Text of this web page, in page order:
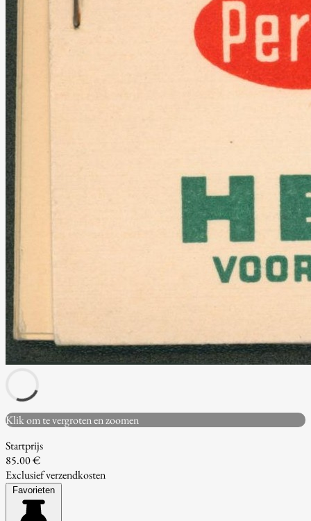
Klik om te vergroten en zoomen
Startprijs
85.00 €
Exclusief verzendkosten
Favorieten